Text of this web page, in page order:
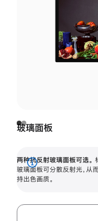
玻璃面板
两种抗反射玻璃面板可选。
玻璃面板可分散反射光，从
持出色画质。
展
开